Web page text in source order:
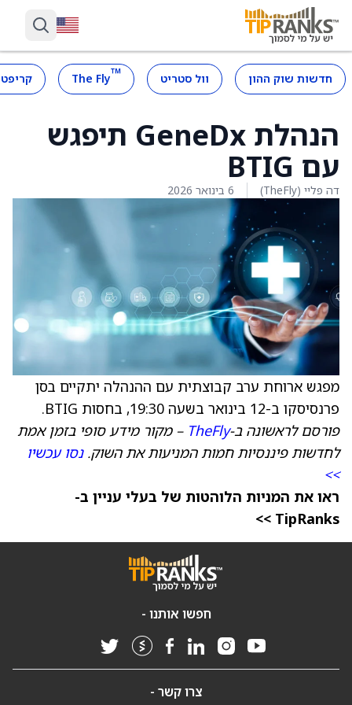
חדשות שוק ההון וול סטריט ™
The Fly
הנהלת GeneDx תיפגש
עם BTIG
דה פליי (TheFly) 6 בינואר 2026
מפגש ארוחת ערב קבוצתית עם ההנהלה יתקיים בסן
פרנסיסקו ב-12 בינואר בשעה 19:30, בחסות BTIG.
פורסם לראשונה ב-TheFly – מקור מידע סופי בזמן אמת
לחדשות פיננסיות חמות המניעות את השוק.נסו עכשיו
>>
ראו את המניות הלוהטות של בעלי עניין ב-
TipRanks >>
חפשו אותנו -
צרו קשר -